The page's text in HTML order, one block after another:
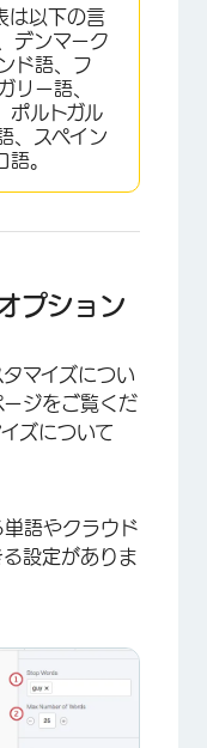
は以下の言
デンマーク
ド語、フ
リー語、
ポルトガル
、スペイン
。
プション
マイズについ
ジをご覧くだ
ズについて
語やクラウド
設定がありま